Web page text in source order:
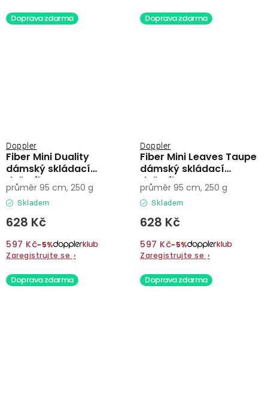
Doprava zdarma
Fiber Mini Duality
dámský skládací
deštník
Doppler
Skladem
628 Kč
597 Kč−5%
Zaregistrujte se ›
průměr 95 cm, 250 g
Doprava zdarma
Fiber Mini Leaves Taupe
dámský skládací
deštník
Doppler
Skladem
628 Kč
597 Kč−5%
Zaregistrujte se ›
průměr 95 cm, 250 g
Doprava zdarma Doprava zdarma